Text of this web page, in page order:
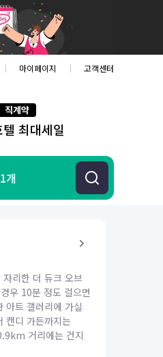
마이페이지 고객센터
직계약
최대세일
뉴
개
리한 더 듀크 오브
우 10분 정도 걸으면
아트 갤러리에 가실
캔디 가든까지는
거리에는 건지